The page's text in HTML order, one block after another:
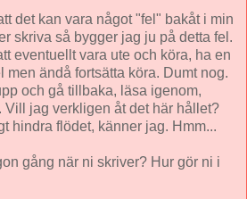
det kan vara något "fel" bakåt i min
skriva så bygger jag ju på detta fel.
eventuellt vara ute och köra, ha en
men ändå fortsätta köra. Dumt nog.
och gå tillbaka, läsa igenom,
Vill jag verkligen åt det här hållet?
hindra flödet, känner jag. Hmm...
gång när ni skriver? Hur gör ni i